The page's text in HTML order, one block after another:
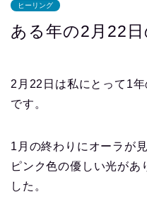
ヒーリング
ある年の2月22
2月22日は私にとって1
です。
1月の終わりにオーラが
ピンク色の優しい光があ
した。